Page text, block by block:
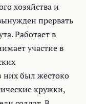
хозяйства и
прервать
Работает в
участие в
них был жестоко
кружки,